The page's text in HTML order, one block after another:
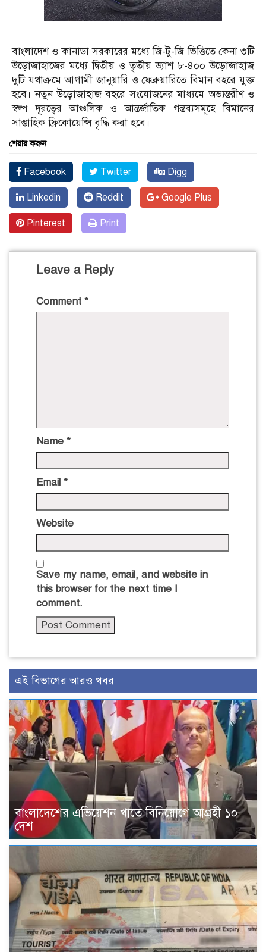
বাংলাদেশ ও কানাডা সরকারের মধ্যে জি-টু-জি ভিত্তিতে কেনা ৩টি
উড়োজাহাজের মধ্যে দ্বিতীয় ও তৃতীয় ড্যাশ ৮-৪০০ উড়োজাহাজ
দুটি যথাক্রমে আগামী জানুয়ারি ও ফেব্রুয়ারিতে বিমান বহরে যুক্ত
হবে। নতুন উড়োজাহাজ বহরে সংযোজনের মাধ্যমে অভ্যন্তরীণ ও
স্বল্প দূরত্বের আঞ্চলিক ও আন্তর্জাতিক গন্তব্যসমূহে বিমানের
সাপ্তাহিক ফ্রিকোয়েন্সি বৃদ্ধি করা হবে।
শেয়ার করুন
Facebook Twitter Digg
Linkedin Reddit Google Plus
Pinterest Print
Leave a Reply
Comment *
Name *
Email *
Website
Save my name, email, and website in
this browser for the next time I
comment.
এই বিভাগের আরও খবর
বাংলাদেশের এভিয়েশন খাতে বিনিয়োগে আগ্রহী ১০
দেশ